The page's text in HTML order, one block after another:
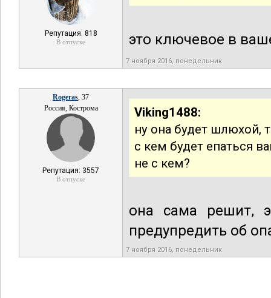
Репутация: 818
В отпуске это ключевое в
7 ноября 2016, понедельник
Rogeras, 37
Россия, Кострома
Репутация: 3557
В отпуске
Viking1488:
ну она будет шлюхой,
с кем будет епаться
не с кем?
она сама решит,
предупредить об
7 ноября 2016, понедельник